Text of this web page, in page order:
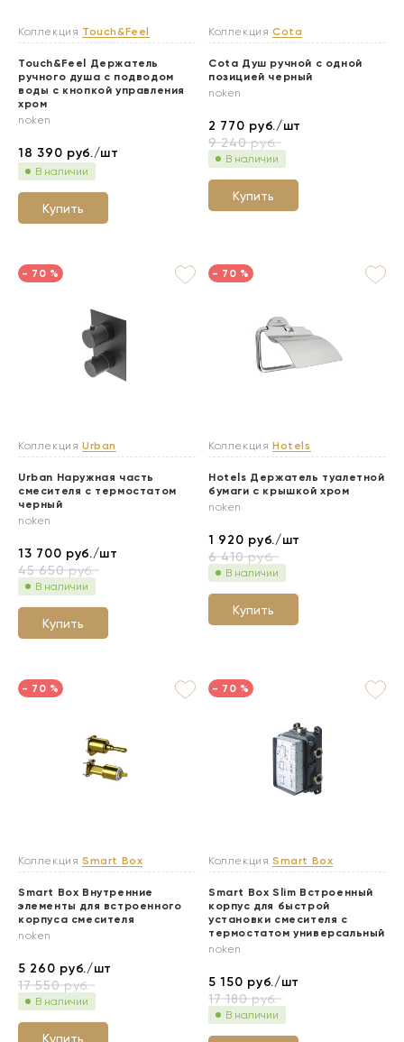
Коллекция Touch&Feel
Touch&Feel Держатель
ручного душа с подводом
воды с кнопкой управления
хром
noken
18 390 руб./шт
В наличии
Купить
Коллекция Cota
Cota Душ ручной с одной
позицией черный
noken
2 770 руб./шт
9 240руб.
В наличии
Купить
- 70 %
Коллекция Urban
Urban Наружная часть
смесителя с термостатом
черный
noken
13 700 руб./шт
45 650руб.
В наличии
Купить
- 70 %
Коллекция Hotels
Hotels Держатель туалетной
бумаги с крышкой хром
noken
1 920 руб./шт
6 410руб.
В наличии
Купить
- 70 %
Коллекция Smart Box
Smart Box Внутренние
элементы для встроенного
корпуса смесителя
noken
5 260 руб./шт
17 550руб.
В наличии
Купить
- 70 %
Коллекция Smart Box
Smart Box Slim Встроенный
корпус для быстрой
установки смесителя с
термостатом универсальный
noken
5 150 руб./шт
17 180руб.
В наличии